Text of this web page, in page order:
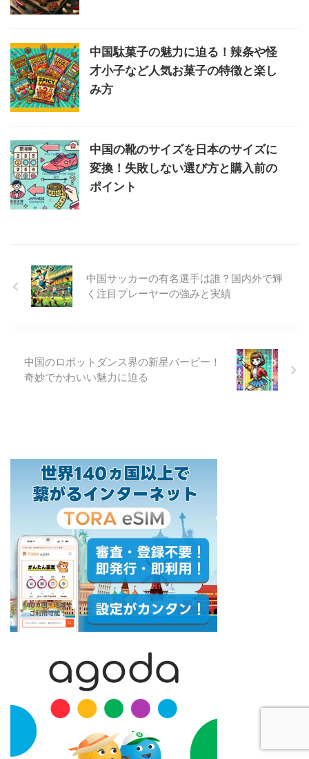
中国駄菓子の魅力に迫る！辣条や怪
才小子など人気お菓子の特徴と楽し
み方
中国の靴のサイズを日本のサイズに
変換！失敗しない選び方と購入前の
ポイント
中国サッカーの有名選手は誰？国内外で輝
く注目プレーヤーの強みと実績
中国のロボットダンス界の新星バービー！
奇妙でかわいい魅力に迫る